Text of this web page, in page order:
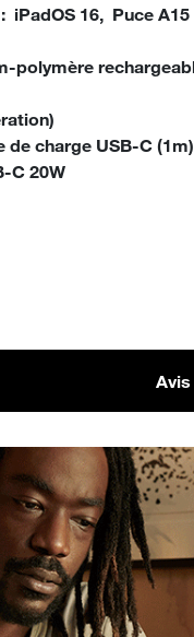
iPadOS 16, Puce
polymère
de charge USB‑C
20W
Avis